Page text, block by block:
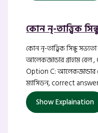
কোন নৃ-তাত্ত্বিক
কোন নৃ-তাত্ত্বিক সিন্ধু
আলেকজান্ডার গ্রাহাম
Option C: আলেকজান্ডার
ম্যাসিডন, correct
Show Explaination